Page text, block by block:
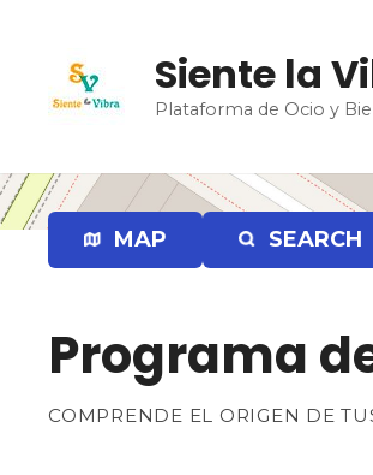
a
l
Siente la
Plataforma de Ocio y
MAP SEARCH
Programa
COMPRENDE EL ORIGEN DE